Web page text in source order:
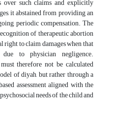
such claims and explicitly
it abstained from providing an
periodic compensation. The
of therapeutic abortion
right to claim damages when that
to physician negligence.
therefore not be calculated
of diyah, but rather through a
assessment aligned with the
needs of the child and